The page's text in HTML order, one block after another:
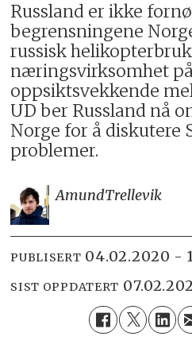
Russland er ikke
begrensningene
russisk
næringsvirksomhet
oppsiktsvekkende
UD ber Russland nå
Norge for å diskutere
problemer.
AmundTrellevik
PUBLISERT 04.02.2020 -
SIST OPPDATERT